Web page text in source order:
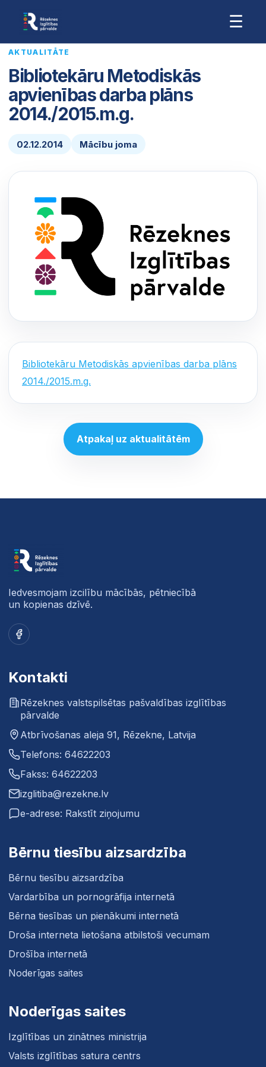
☰
AKTUALITĀTE
Bibliotekāru Metodiskās
apvienības darba plāns
2014./2015.m.g.
02.12.2014 Mācību joma
Bibliotekāru Metodiskās apvienības darba plāns
2014./2015.m.g.
Atpakaļ uz aktualitātēm
Iedvesmojam izcilību mācībās, pētniecībā
un kopienas dzīvē.
Facebook
Kontakti
Rēzeknes valstspilsētas pašvaldības izglītības
pārvalde
Atbrīvošanas aleja 91, Rēzekne, Latvija
Telefons: 64622203
Fakss: 64622203
izglitiba@rezekne.lv
e-adrese: Rakstīt ziņojumu
Bērnu tiesību aizsardzība
Bērnu tiesību aizsardzība
Vardarbība un pornogrāfija internetā
Bērna tiesības un pienākumi internetā
Droša interneta lietošana atbilstoši vecumam
Drošība internetā
Noderīgas saites
Noderīgas saites
Izglītības un zinātnes ministrija
Valsts izglītības satura centrs